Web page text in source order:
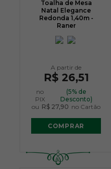
Toalha de Mesa
Natal Elegance
Redonda 1,40m -
Raner
R$ 26,51
no
PIX
(5% de
Desconto)
ou R$ 27,90 no Cartão
COMPRAR